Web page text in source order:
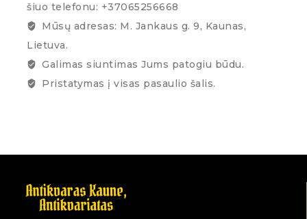
šiuo telefonu: +37065256668
Mūsų adresas: M. Jankaus g. 9, Kaunas,
Lietuva.
Galimas siuntimas Jums patogiu būdu.
Pristatymas į visas pasaulio šalis.